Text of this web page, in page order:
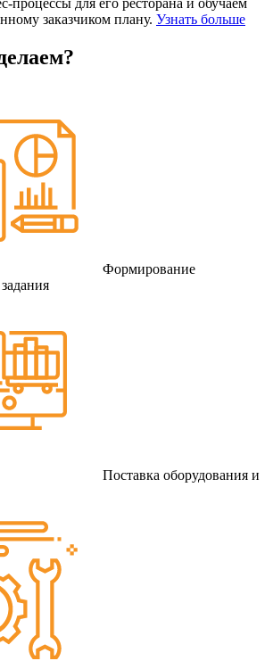
заказчиком плану. Узнать больше
Формирование
Поставка оборудования и